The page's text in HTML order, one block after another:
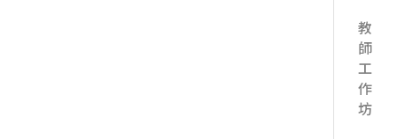
教師工作坊